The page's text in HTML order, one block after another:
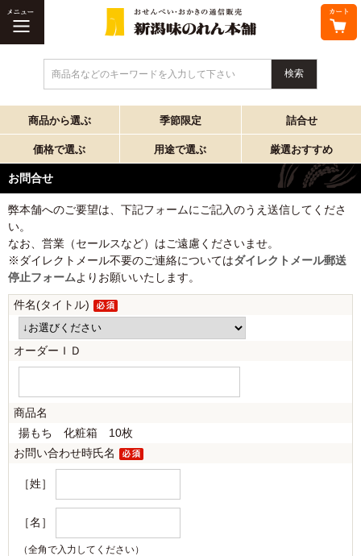
商品名などのキーワードを入力して下さい
商品から選ぶ 季節限定 詰合せ
価格で選ぶ 用途で選ぶ 厳選おすすめ
お問合せ
弊本舗へのご要望は、下記フォームにご記入のうえ送信してくださ
い。
なお、営業（セールスなど）はご遠慮くださいませ。
※ダイレクトメール不要のご連絡についてはダイレクトメール郵送
停止フォームよりお願いいたします。
件名(タイトル)
オーダーＩＤ
商品名
揚もち 化粧箱 10枚
お問い合わせ時氏名
［姓］
［名］
（全角で入力してください）